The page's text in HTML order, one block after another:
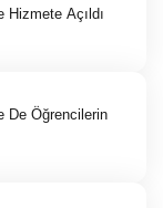
Hizmete Açıldı
De Öğrencilerin